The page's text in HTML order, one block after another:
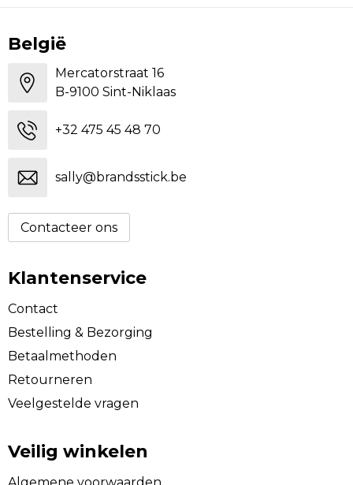
België
Mercatorstraat 16
B-9100 Sint-Niklaas
+32 475 45 48 70
sally@brandsstick.be
Contacteer ons
Klantenservice
Contact
Bestelling & Bezorging
Betaalmethoden
Retourneren
Veelgestelde vragen
Veilig winkelen